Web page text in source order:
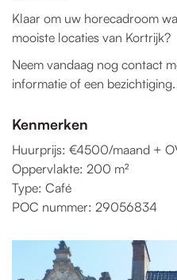
Klaar om uw horecadroom
mooiste locaties van Kortrijk?
Neem vandaag nog contact
informatie of een bezichtiging.
Kenmerken
Huurprijs: €4500/maand +
Oppervlakte: 200 m²
Type: Café
POC nummer: 29056834